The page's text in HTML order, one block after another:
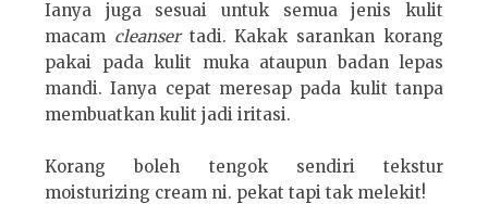
Ianya juga sesuai untuk semua jenis kulit
macam cleansertadi. Kakak sarankan korang
pakai pada kulit muka ataupun badan lepas
mandi. Ianya cepat meresap pada kulit tanpa
membuatkan kulit jadi iritasi.
Korang boleh tengok sendiri tekstur
moisturizing cream ni. pekat tapi tak melekit!